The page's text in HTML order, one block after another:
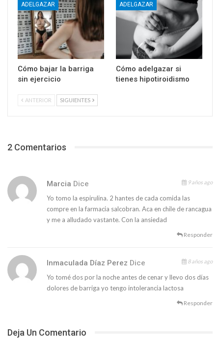
ADELGAZAR
Cómo bajar la barriga
sin ejercicio
ADELGAZAR
Cómo adelgazar si
tienes hipotiroidismo
ANTERIOR SIGUIENTES
2 Comentarios
Marcia Dice 9 años ago
Yo tomo la espirulina. 2 hantes de cada comida las
compre en la farmacia salcobran. Aca en chile de rancagua
y me a alludado vastante. Con la ansiedad
Responder
Inmaculada Díaz Perez Dice 8 años ago
Yo tomé dos por la noche antes de cenar y llevo dos días
dolores de barriga yo tengo intolerancia lactosa
Responder
Deja Un Comentario